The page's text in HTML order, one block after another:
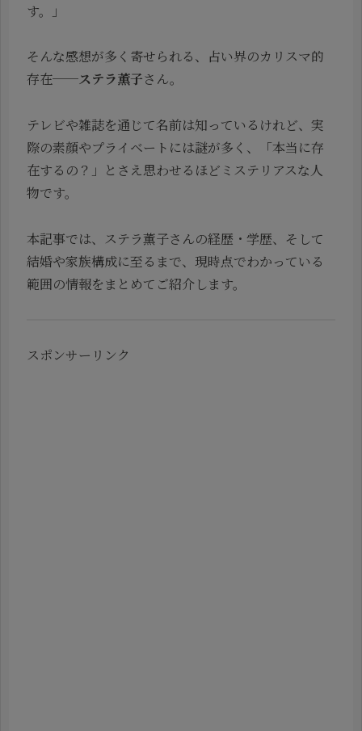
す。」
そんな感想が多く寄せられる、占い界のカリスマ的
存在──ステラ薫子さん。
テレビや雑誌を通じて名前は知っているけれど、実
際の素顔やプライベートには謎が多く、「本当に存
在するの？」とさえ思わせるほどミステリアスな人
物です。
本記事では、ステラ薫子さんの経歴・学歴、そして
結婚や家族構成に至るまで、現時点でわかっている
範囲の情報をまとめてご紹介します。
スポンサーリンク